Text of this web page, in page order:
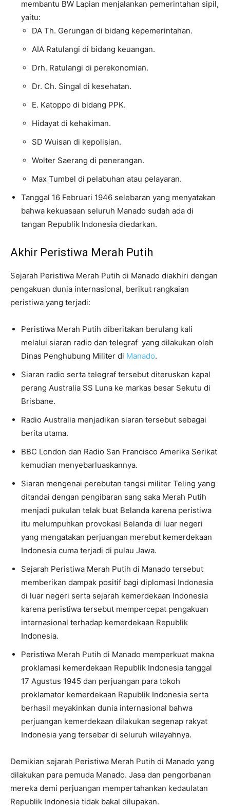
membantu BW Lapian menjalankan pemerintahan sipil,
yaitu:
DA Th. Gerungan di bidang kepemerintahan.
AIA Ratulangi di bidang keuangan.
Drh. Ratulangi di perekonomian.
Dr. Ch. Singal di kesehatan.
E. Katoppo di bidang PPK.
Hidayat di kehakiman.
SD Wuisan di kepolisian.
Wolter Saerang di penerangan.
Max Tumbel di pelabuhan atau pelayaran.
Tanggal 16 Februari 1946 selebaran yang menyatakan
bahwa kekuasaan seluruh Manado sudah ada di
tangan Republik Indonesia diedarkan.
Akhir Peristiwa Merah Putih
Sejarah Peristiwa Merah Putih di Manado diakhiri dengan
pengakuan dunia internasional, berikut rangkaian
peristiwa yang terjadi:
Peristiwa Merah Putih diberitakan berulang kali
melalui siaran radio dan telegraf yang dilakukan oleh
Dinas Penghubung Militer di Manado.
Siaran radio serta telegraf tersebut diteruskan kapal
perang Australia SS Luna ke markas besar Sekutu di
Brisbane.
Radio Australia menjadikan siaran tersebut sebagai
berita utama.
BBC London dan Radio San Francisco Amerika Serikat
kemudian menyebarluaskannya.
Siaran mengenai perebutan tangsi militer Teling yang
ditandai dengan pengibaran sang saka Merah Putih
menjadi pukulan telak buat Belanda karena peristiwa
itu melumpuhkan provokasi Belanda di luar negeri
yang mengatakan perjuangan merebut kemerdekaan
Indonesia cuma terjadi di pulau Jawa.
Sejarah Peristiwa Merah Putih di Manado tersebut
memberikan dampak positif bagi diplomasi Indonesia
di luar negeri serta sejarah kemerdekaan Indonesia
karena peristiwa tersebut mempercepat pengakuan
internasional terhadap kemerdekaan Republik
Indonesia.
Peristiwa Merah Putih di Manado memperkuat makna
proklamasi kemerdekaan Republik Indonesia tanggal
17 Agustus 1945 dan perjuangan para tokoh
proklamator kemerdekaan Republik Indonesia serta
berhasil meyakinkan dunia internasional bahwa
perjuangan kemerdekaan dilakukan segenap rakyat
Indonesia yang tersebar di seluruh wilayahnya.
Demikian sejarah Peristiwa Merah Putih di Manado yang
dilakukan para pemuda Manado. Jasa dan pengorbanan
mereka demi perjuangan mempertahankan kedaulatan
Republik Indonesia tidak bakal dilupakan.